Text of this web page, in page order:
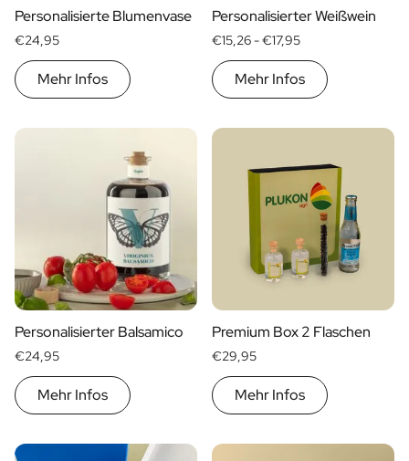
Personalisiertes KI-Buchcover
Personalisiertes KI-Fotopuzzle
Personalisierter Fotorahmen
Gin Tonic-Paket Mini
Moscow-Mule-Paket
Dark 'n Stormy Paket
Limoncello Tonic Paket
Spritz & Cava Paket
Premium Box 2 Flaschen
Paket 2 x Spirituosenflaschen
Bierpaket mit 3 Flaschen
Weinpaket mit 2 Flaschen
Olivenöl / Balsamico Paket
Geschenkbox Gewürze & Sauce
Geschenkpackung Tee / Honig
Geschenkbox 2 Kerzen
Personalisiertes Verwöhnpaket
Personalisierte Blumenvase
€24,95
Mehr Infos
Personalisierter Weißwein
€15,26 -€17,95
Mehr Infos
Personalisierter Balsamico
€24,95
Mehr Infos
Premium Box 2 Flaschen
€29,95
Mehr Infos